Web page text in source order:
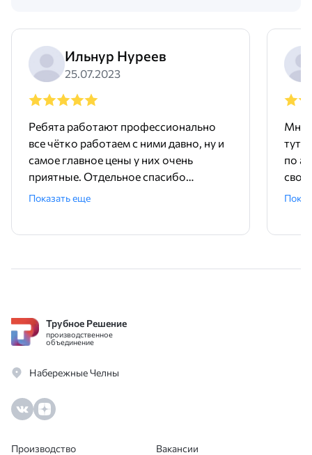
Ильнур Нуреев
25.07.2023
Ребята работают профессионально
все чётко работаем с ними давно, ну и
самое главное цены у них очень
приятные. Отдельное спасибо
менеджеру Родиону!
Показать еще
Мне
тут
по
Трубное Решение
производственное
объединение
Набережные Челны
Производство
Вакансии